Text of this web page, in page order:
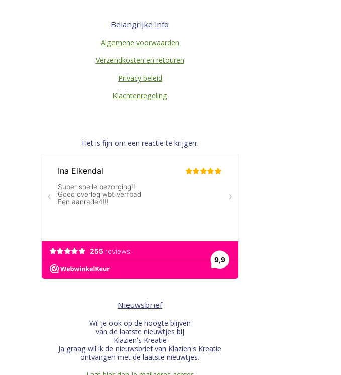
Belangrijke info
Algemene voorwaarden
Verzendkosten en retouren
Privacy beleid
Klachtenregeling
Het is fijn om een reactie te krijgen.
Nieuwsbrief
Wil je ook op de hoogte blijven
van de laatste nieuwtjes bij
Klazien's Kreatie
Ja graag wil ik de nieuwsbrief van Klazien's Kreatie
ontvangen met de laatste nieuwtjes.